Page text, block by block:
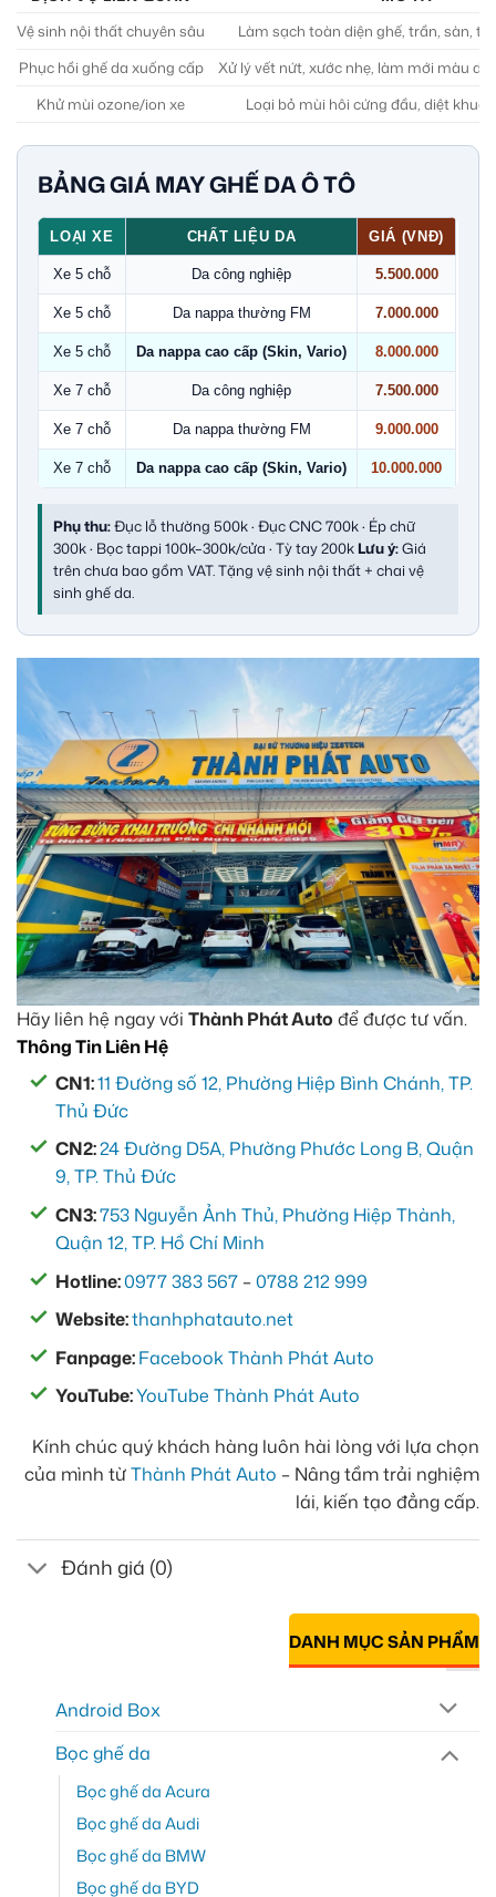
Vệ sinh nội thất chuyên sâu
Làm sạch toàn diện ghế, trần, sàn,
Phục hồi ghế da xuống cấp
Xử lý vết nứt, xước nhẹ, làm mới màu da
Khử mùi ozone/ion xe
Loại bỏ mùi hôi cứng đầu, diệt
BẢNG GIÁ MAY GHẾ DA Ô TÔ
LOẠI XE CHẤT LIỆU DA GIÁ (VNĐ)
Xe 5 chỗ Da công nghiệp 5.500.000
Xe 5 chỗ Da nappa thường FM 7.000.000
Xe 5 chỗ Da nappa cao cấp (Skin, Vario) 8.000.000
Xe 7 chỗ Da công nghiệp 7.500.000
Xe 7 chỗ Da nappa thường FM 9.000.000
Xe 7 chỗ Da nappa cao cấp (Skin, Vario) 10.000.000
Phụ thu:Đục lỗ thường 500k · Đục CNC 700k · Ép chữ
300k · Bọc tappi 100k–300k/cửa · Tỳ tay 200kLưu ý:Giá
trên chưa bao gồm VAT. Tặng vệ sinh nội thất + chai vệ
sinh ghế da.
Hãy liên hệ ngay với Thành Phát Auto để được tư vấn.
Thông Tin Liên Hệ
CN1:11 Đường số 12, Phường Hiệp Bình Chánh, TP.
Thủ Đức
CN2:24 Đường D5A, Phường Phước Long B, Quận
9, TP. Thủ Đức
CN3:753 Nguyễn Ảnh Thủ, Phường Hiệp Thành,
Quận 12, TP. Hồ Chí Minh
Hotline:0977 383 567 –0788 212 999
Website:thanhphatauto.net
Fanpage:Facebook Thành Phát Auto
YouTube:YouTube Thành Phát Auto
Kính chúc quý khách hàng luôn hài lòng với lựa chọn
của mình từThành Phát Auto – Nâng tầm trải nghiệm
lái, kiến tạo đẳng cấp.
Đánh giá (0)
DANH MỤC SẢN PHẨM
Android Box
Bọc ghế da
Bọc ghế da Acura
Bọc ghế da Audi
Bọc ghế da BMW
Bọc ghế da BYD